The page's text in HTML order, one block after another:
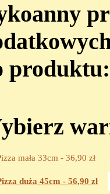
produktu:
mała 33cm - 36,90 zł
duża 45cm - 56,90 zł